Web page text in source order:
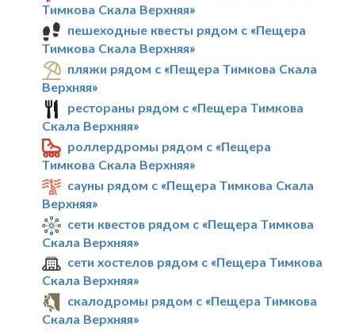
Тимкова Скала Верхняя»
пешеходные квесты рядом с «Пещера
Тимкова Скала Верхняя»
пляжи рядом с «Пещера Тимкова Скала
Верхняя»
рестораны рядом с «Пещера Тимкова
Скала Верхняя»
роллердромы рядом с «Пещера
Тимкова Скала Верхняя»
сауны рядом с «Пещера Тимкова Скала
Верхняя»
сети квестов рядом с «Пещера Тимкова
Скала Верхняя»
сети хостелов рядом с «Пещера Тимкова
Скала Верхняя»
скалодромы рядом с «Пещера Тимкова
Скала Верхняя»